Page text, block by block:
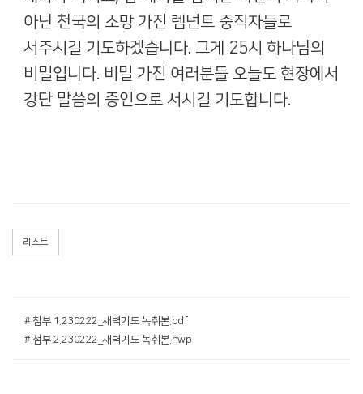
아닌 천국의 소망 가진 렘넌트 중직자들로
서주시길 기도하겠습니다. 그게 25시 하나님의
비밀입니다. 비밀 가진 여러분들 오늘도 현장에서
강단 말씀의 증인으로 서시길 기도합니다.
리스트
# 첨부 1.230222_새벽기도 녹취본.pdf
# 첨부 2.230222_새벽기도 녹취본.hwp